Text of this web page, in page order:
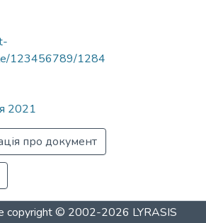
123456789/1284
2021
про документ
copyright © 2002-2026 LYRASIS